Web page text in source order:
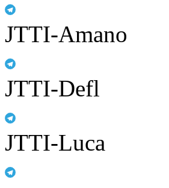
JTTI-Amano
JTTI-Defl
JTTI-Luca